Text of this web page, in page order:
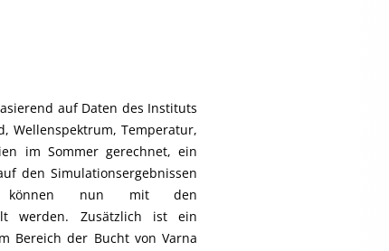
auf Daten des Instituts
Wellenspektrum, Temperatur,
im Sommer gerechnet, ein
den Simulationsergebnissen
können nun mit den
werden. Zusätzlich ist ein
Bereich der Bucht von Varna